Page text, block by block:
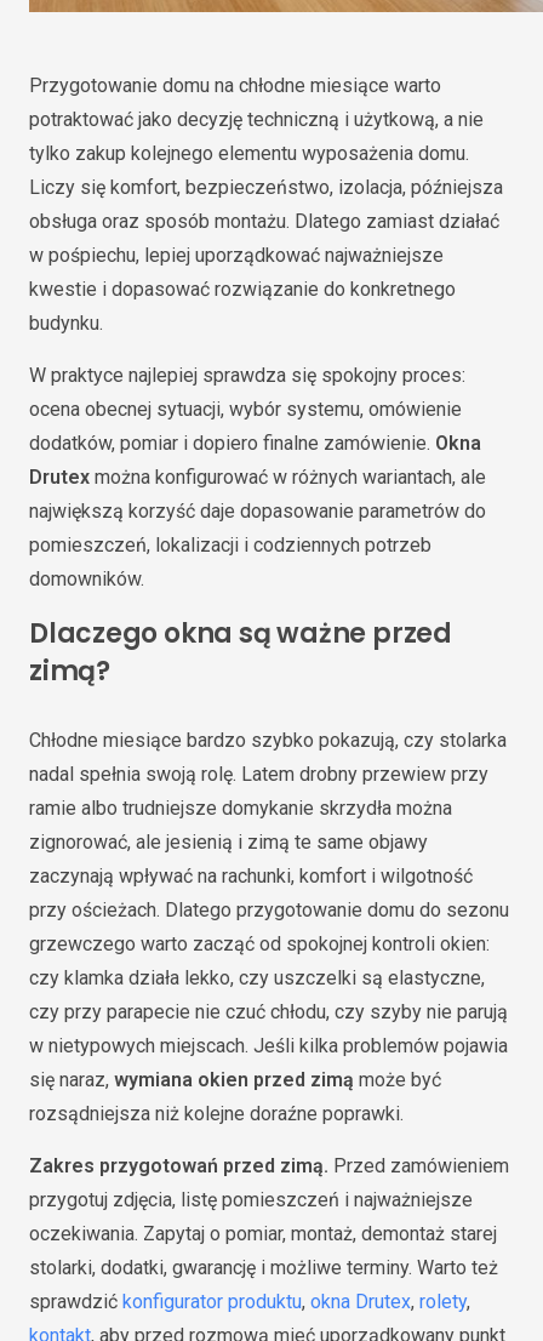
Przygotowanie domu na chłodne miesiące warto
potraktować jako decyzję techniczną i użytkową, a nie
tylko zakup kolejnego elementu wyposażenia domu.
Liczy się komfort, bezpieczeństwo, izolacja, późniejsza
obsługa oraz sposób montażu. Dlatego zamiast działać
w pośpiechu, lepiej uporządkować najważniejsze
kwestie i dopasować rozwiązanie do konkretnego
budynku.
W praktyce najlepiej sprawdza się spokojny proces:
ocena obecnej sytuacji, wybór systemu, omówienie
dodatków, pomiar i dopiero finalne zamówienie. Okna
Drutex można konfigurować w różnych wariantach, ale
największą korzyść daje dopasowanie parametrów do
pomieszczeń, lokalizacji i codziennych potrzeb
domowników.
Dlaczego okna są ważne przed
zimą?
Chłodne miesiące bardzo szybko pokazują, czy stolarka
nadal spełnia swoją rolę. Latem drobny przewiew przy
ramie albo trudniejsze domykanie skrzydła można
zignorować, ale jesienią i zimą te same objawy
zaczynają wpływać na rachunki, komfort i wilgotność
przy ościeżach. Dlatego przygotowanie domu do sezonu
grzewczego warto zacząć od spokojnej kontroli okien:
czy klamka działa lekko, czy uszczelki są elastyczne,
czy przy parapecie nie czuć chłodu, czy szyby nie parują
w nietypowych miejscach. Jeśli kilka problemów pojawia
się naraz, wymiana okien przed zimą może być
rozsądniejsza niż kolejne doraźne poprawki.
Zakres przygotowań przed zimą. Przed zamówieniem
przygotuj zdjęcia, listę pomieszczeń i najważniejsze
oczekiwania. Zapytaj o pomiar, montaż, demontaż starej
stolarki, dodatki, gwarancję i możliwe terminy. Warto też
sprawdzić konfigurator produktu, okna Drutex, rolety,
kontakt, aby przed rozmową mieć uporządkowany punkt